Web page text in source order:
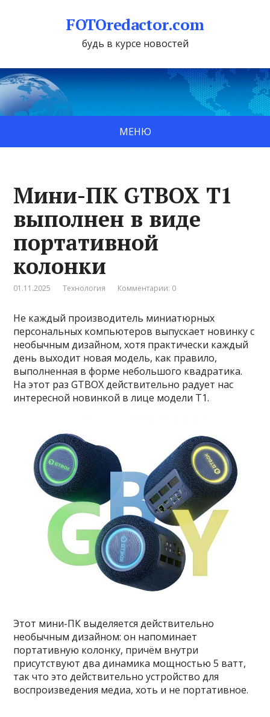
FOTOredactor.com
будь в курсе новостей
МЕНЮ
Мини-ПК GTBOX T1
выполнен в виде
портативной
колонки
01.11.2025 Технология Комментарии: 0
Не каждый производитель миниатюрных
персональных компьютеров выпускает новинку с
необычным дизайном, хотя практически каждый
день выходит новая модель, как правило,
выполненная в форме небольшого квадратика.
На этот раз GTBOX действительно радует нас
интересной новинкой в лице модели T1.
Этот мини-ПК выделяется действительно
необычным дизайном: он напоминает
портативную колонку, причём внутри
присутствуют два динамика мощностью 5 ватт,
так что это действительно устройство для
воспроизведения медиа, хоть и не портативное.